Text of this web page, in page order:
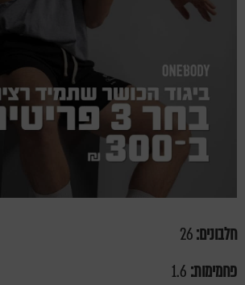
חלבונים:
פחמימות: